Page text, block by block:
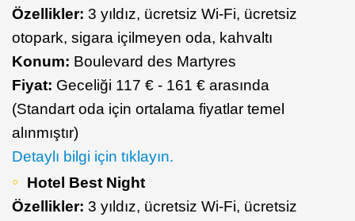
Özellikler: 3 yıldız, ücretsiz Wi-Fi, ücretsiz
otopark, sigara içilmeyen oda, kahvaltı
Konum: Boulevard des Martyres
Fiyat: Geceliği 117 € - 161 € arasında
(Standart oda için ortalama fiyatlar temel
alınmıştır)
Detaylı bilgi için tıklayın.
Hotel Best Night
Özellikler: 3 yıldız, ücretsiz Wi-Fi, ücretsiz